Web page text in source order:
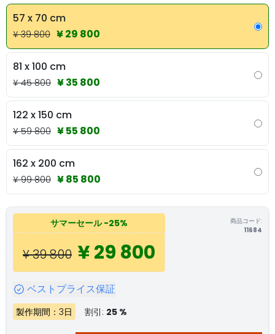
57 x 70 cm
¥ 39 800 ¥ 29 800
81 x 100 cm
¥ 45 800 ¥ 35 800
122 x 150 cm
¥ 59 800 ¥ 55 800
162 x 200 cm
¥ 99 800 ¥ 85 800
サマーセール-25%
¥ 39 800 ¥ 29 800
商品コード:
11684
ベストプライス保証
製作期間：3日 割引: 25 %